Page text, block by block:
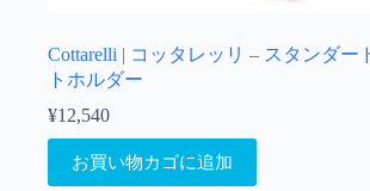
Cottarelli | コッタレッリ – スタンダー
トホルダー
¥12,540
お買い物カゴに追加